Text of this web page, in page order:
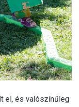
el, és valószínűleg